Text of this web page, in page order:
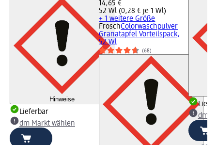
Hinweise
Lieferbar
dm Markt wählen
14,65 €
52 Wl (0,28 € je 1 Wl)
+ 1 weitere Größe
FroschColorwaschpulver
Granatapfel Vorteilspack,
52 Wl
(68)
dm